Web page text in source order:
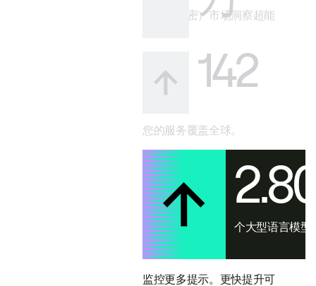
您的（秘密）市场洞察超能
142
您的服务覆盖全球。
个大型语言模型
监控更多提示。更快提升可